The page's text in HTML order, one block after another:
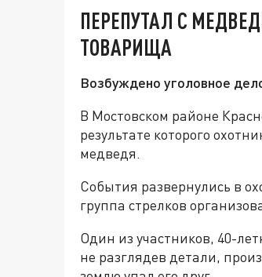
ПЕРЕПУТАЛ С
ТОВАРИЩА
Возбуждено уголовное
В Мостовском районе
результате которого
медведя.
События развернулись в
группа стрелков
Один из участников, 40-
не разглядев детали,